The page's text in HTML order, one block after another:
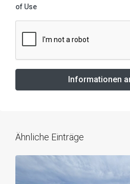
of Use
Informationen
Ähnliche Einträge